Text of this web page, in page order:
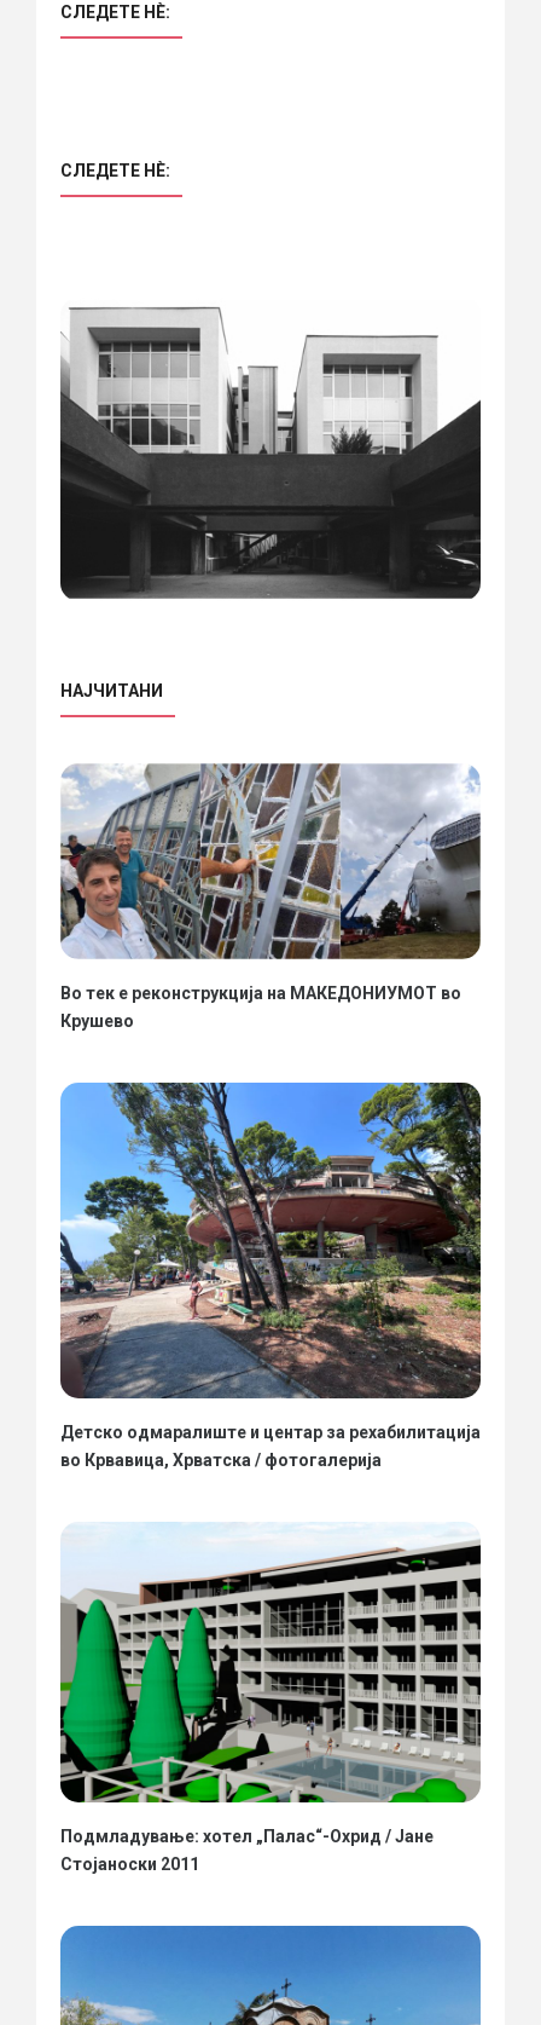
СЛЕДЕТЕ НÈ:
СЛЕДЕТЕ НÈ:
НАЈЧИТАНИ
Во тек е реконструкција на МАКЕДОНИУМОТ во
Крушево
Детско одмаралиште и центар за рехабилитација
во Крвавица, Хрватска / фотогалерија
Подмладување: хотел „Палас“-Охрид / Јане
Стојаноски 2011